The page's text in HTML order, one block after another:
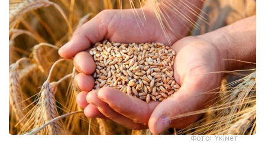
Фото: Үкімет